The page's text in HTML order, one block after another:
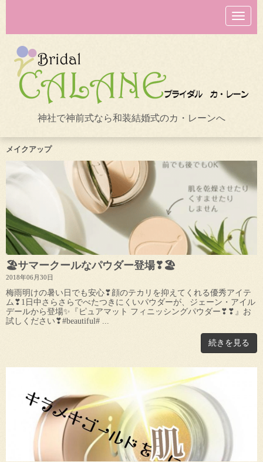
N
a
v
o
n
神社で神前式なら和装結婚式のカ・レーンへ
メイクアップ
🏖サマークールなパウダー登場❣🏖
2018年06月30日
梅雨明けの暑い日でも安心❣顔のテカリを抑えてくれる優秀アイテ
ム❣1日中さらさらでべたつきにくいパウダーが、ジェーン・アイル
デールから登場✨『ピュアマット フィニッシングパウダー❣❣』お
試しください❣#beautiful# ...
続きを見る